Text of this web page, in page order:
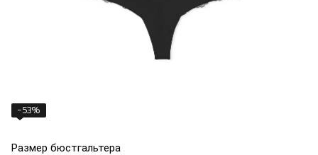
−53%
Размер бюстгальтера